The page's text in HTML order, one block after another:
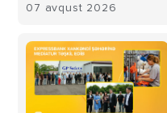
07 avqust 2026